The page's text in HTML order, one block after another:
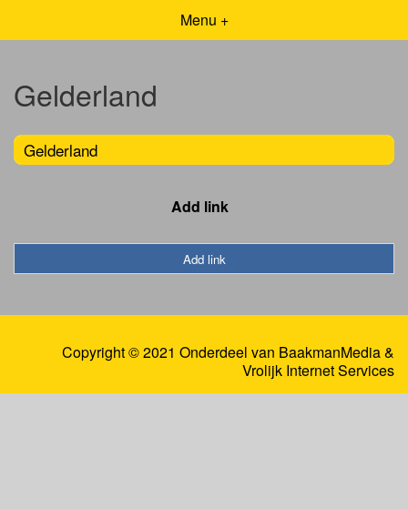
Menu +
Gelderland
Gelderland
Add link
Add link
Copyright © 2021 Onderdeel van BaakmanMedia&
Vrolijk Internet Services